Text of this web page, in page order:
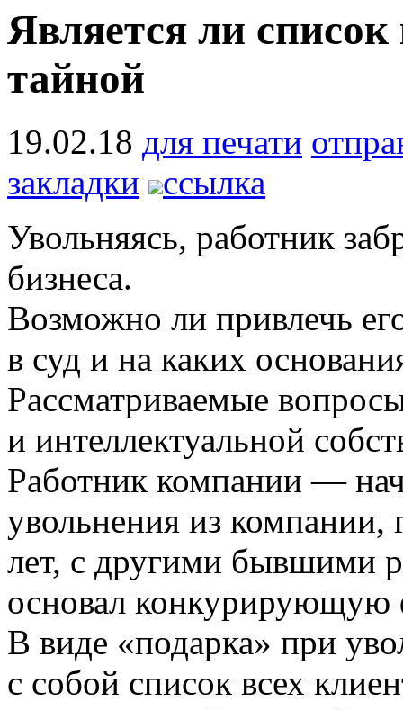
Является ли
тайной
19.02.18 для печати
закладки
ссылка
Увольняясь, работник
бизнеса.
Возможно ли привлечь
в суд и на каких
Рассматриваемые
и интеллектуальной
Работник компании —
увольнения из компании,
лет, с другими бывшими
основал конкурирующую
В виде «подарка» при
с собой список всех